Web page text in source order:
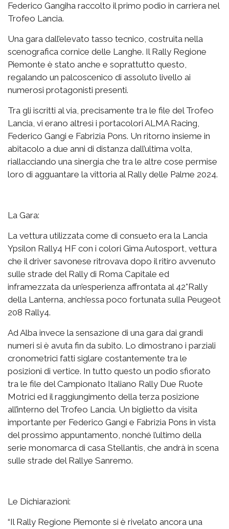
Federico Gangiha raccolto il primo podio in carriera nel
Trofeo Lancia.
Una gara dall’elevato tasso tecnico, costruita nella
scenografica cornice delle Langhe. Il Rally Regione
Piemonte è stato anche e soprattutto questo,
regalando un palcoscenico di assoluto livello ai
numerosi protagonisti presenti.
Tra gli iscritti al via, precisamente tra le file del Trofeo
Lancia, vi erano altresì i portacolori ALMA Racing,
Federico Gangi e Fabrizia Pons. Un ritorno insieme in
abitacolo a due anni di distanza dall’ultima volta,
riallacciando una sinergia che tra le altre cose permise
loro di agguantare la vittoria al Rally delle Palme 2024.
La Gara:
La vettura utilizzata come di consueto era la Lancia
Ypsilon Rally4 HF con i colori Gima Autosport, vettura
che il driver savonese ritrovava dopo il ritiro avvenuto
sulle strade del Rally di Roma Capitale ed
inframezzata da un’esperienza affrontata al 42°Rally
della Lanterna, anch’essa poco fortunata sulla Peugeot
208 Rally4.
Ad Alba invece la sensazione di una gara dai grandi
numeri si è avuta fin da subito. Lo dimostrano i parziali
cronometrici fatti siglare costantemente tra le
posizioni di vertice. In tutto questo un podio sfiorato
tra le file del Campionato Italiano Rally Due Ruote
Motrici ed il raggiungimento della terza posizione
all’interno del Trofeo Lancia. Un biglietto da visita
importante per Federico Gangi e Fabrizia Pons in vista
del prossimo appuntamento, nonché l’ultimo della
serie monomarca di casa Stellantis, che andrà in scena
sulle strade del Rallye Sanremo.
Le Dichiarazioni:
“Il Rally Regione Piemonte si è rivelato ancora una